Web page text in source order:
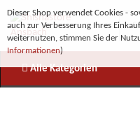
Alle Kategorien
Dieser Shop verwendet Cookies -
auch zur Verbesserung Ihres
weiternutzen, stimmen Sie der
Informationen)